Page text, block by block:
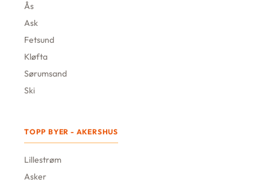
Ås
Ask
Fetsund
Kløfta
Sørumsand
Ski
TOPP BYER - AKERSHUS
Lillestrøm
Asker